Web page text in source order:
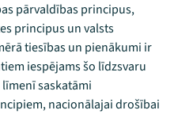
pārvaldības principus,
principus un valsts
tiesības un pienākumi ir
iespējams šo līdzsvaru
saskatāmi
nacionālajai drošībai